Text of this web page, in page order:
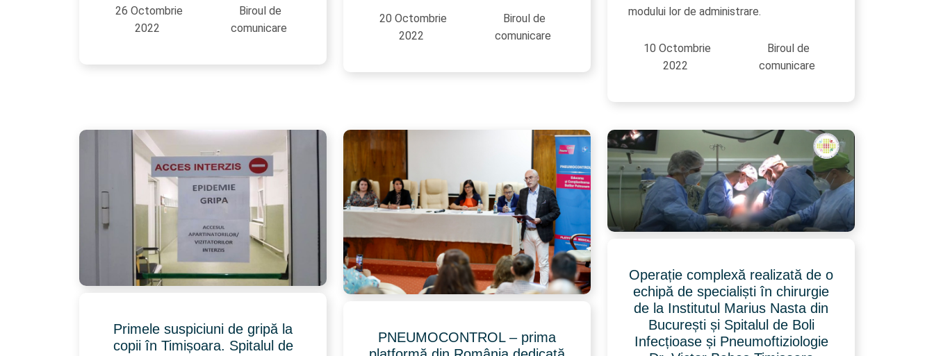
26 Octombrie
2022
Biroul de
comunicare
20 Octombrie
2022
Biroul de
comunicare
modului lor de administrare.
10 Octombrie
2022
Biroul de
comunicare
Primele suspiciuni de gripă la
copii în Timișoara. Spitalul de
PNEUMOCONTROL – prima
Operație complexă realizată de o
echipă de specialiști în chirurgie
de la Institutul Marius Nasta din
București și Spitalul de Boli
Infecțioase și Pneumoftiziologie